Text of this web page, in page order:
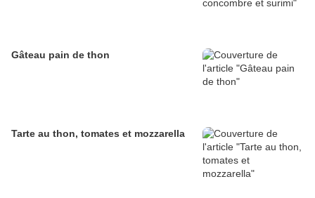
Gâteau pain de thon
Tarte au thon, tomates et mozzarella